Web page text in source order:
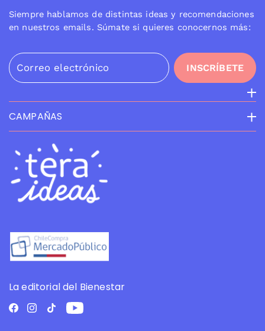
Siempre hablamos de distintas ideas y recomendaciones
en nuestros emails. Súmate si quieres conocernos más:
Correo electrónico
INSCRÍBETE
CAMPAÑAS
La editorial del Bienestar